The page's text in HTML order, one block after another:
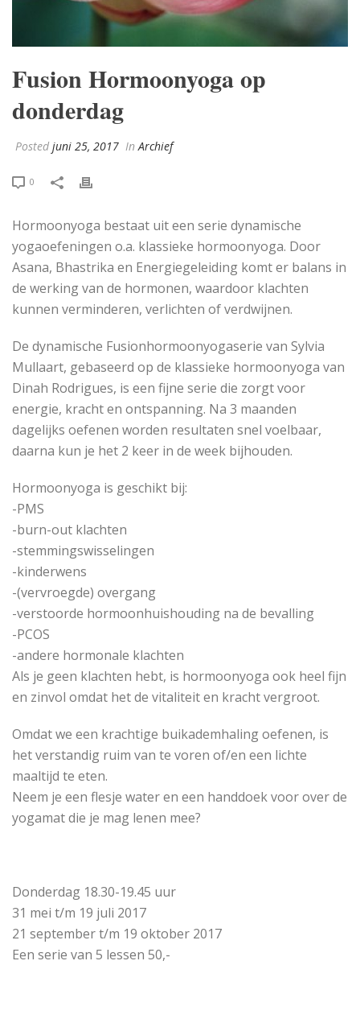
Fusion Hormoonyoga op
donderdag
Posted juni 25, 2017 InArchief
0
Hormoonyoga bestaat uit een serie dynamische
yogaoefeningen o.a. klassieke hormoonyoga. Door
Asana, Bhastrika en Energiegeleiding komt er balans in
de werking van de hormonen, waardoor klachten
kunnen verminderen, verlichten of verdwijnen.
De dynamische Fusionhormoonyogaserie van Sylvia
Mullaart, gebaseerd op de klassieke hormoonyoga van
Dinah Rodrigues, is een fijne serie die zorgt voor
energie, kracht en ontspanning. Na 3 maanden
dagelijks oefenen worden resultaten snel voelbaar,
daarna kun je het 2 keer in de week bijhouden.
Hormoonyoga is geschikt bij:
-PMS
-burn-out klachten
-stemmingswisselingen
-kinderwens
-(vervroegde) overgang
-verstoorde hormoonhuishouding na de bevalling
-PCOS
-andere hormonale klachten
Als je geen klachten hebt, is hormoonyoga ook heel fijn
en zinvol omdat het de vitaliteit en kracht vergroot.
Omdat we een krachtige buikademhaling oefenen, is
het verstandig ruim van te voren of/en een lichte
maaltijd te eten.
Neem je een flesje water en een handdoek voor over de
yogamat die je mag lenen mee?
Donderdag 18.30-19.45 uur
31 mei t/m 19 juli 2017
21 september t/m 19 oktober 2017
Een serie van 5 lessen 50,-